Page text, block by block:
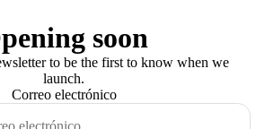
soon
to be the first to know when we
launch.
Correo electrónico